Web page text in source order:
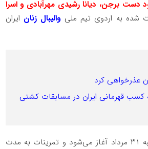
دست برجن، دیانا رشیدی مهرآبادی و اسرا
والیبال زنان ایران
عذرخواهی کرد
کسب قهرمانی ایران در مسابقات کشتی
این اردو از عصر چهارشنبه ۳۱ مرداد آغاز می‌شود و تمرینات به مدت